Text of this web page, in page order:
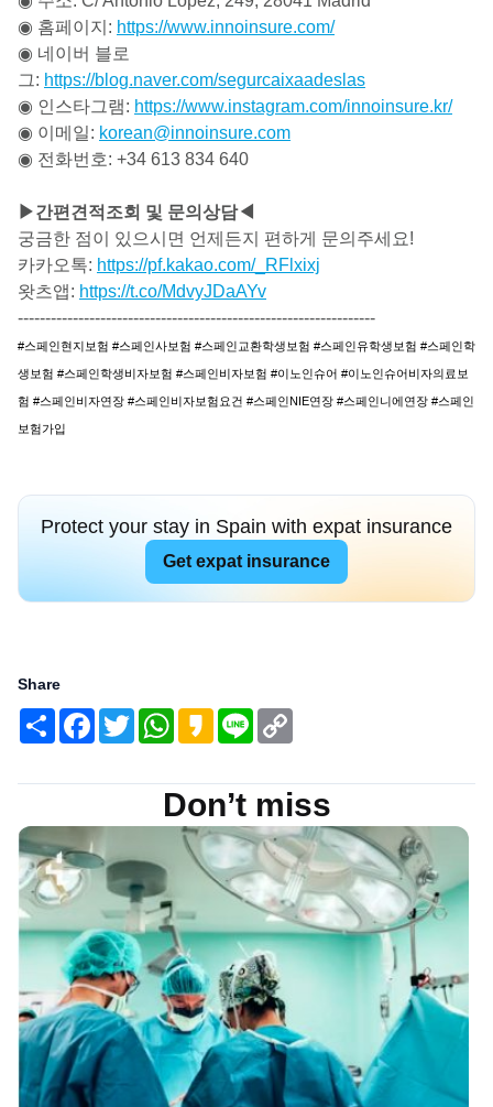
◉ 홈페이지: https://www.innoinsure.com/
◉ 네이버 블로
그: https://blog.naver.com/segurcaixaadeslas
◉ 인스타그램: https://www.instagram.com/innoinsure.kr/
◉ 이메일: korean@innoinsure.com
◉ 전화번호: +34 613 834 640
▶간편견적조회 및 문의상담◀
궁금한 점이 있으시면 언제든지 편하게 문의주세요!
카카오톡: https://pf.kakao.com/_RFlxixj
왓츠앱: https://t.co/MdvyJDaAYv
-----------------------------------------------------------------
#스페인현지보험 #스페인사보험 #스페인교환학생보험 #스페인유학생보험 #스페인학
생보험 #스페인학생비자보험 #스페인비자보험 #이노인슈어 #이노인슈어비자의료보
험 #스페인비자연장 #스페인비자보험요건 #스페인NIE연장 #스페인니에연장 #스페인
보험가입
Protect your stay in Spain with expat insurance
Get expat insurance
Share
ShareFacebook
TwitterWhatsApp
KakaoLine
Don’t miss